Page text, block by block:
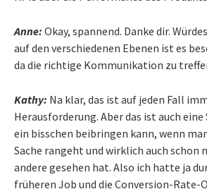
Anne: Okay, spannend. Danke dir.
auf den verschiedenen Ebenen ist es
da die richtige Kommunikation zu
Kathy: Na klar, das ist auf jeden Fall
Herausforderung. Aber das ist auch eine
ein bisschen beibringen kann, wenn
Sache rangeht und wirklich auch schon
andere gesehen hat. Also ich hatte ja
früheren Job und die Conversion-Rate-